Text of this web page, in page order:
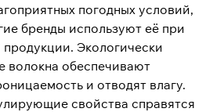
погодных условий,
бренды используют её при
Экологически
волокна обеспечивают
и отводят влагу.
свойства справятся